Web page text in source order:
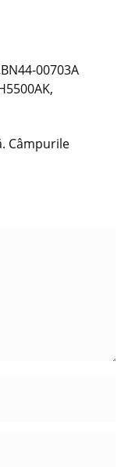
00703A
Câmpurile